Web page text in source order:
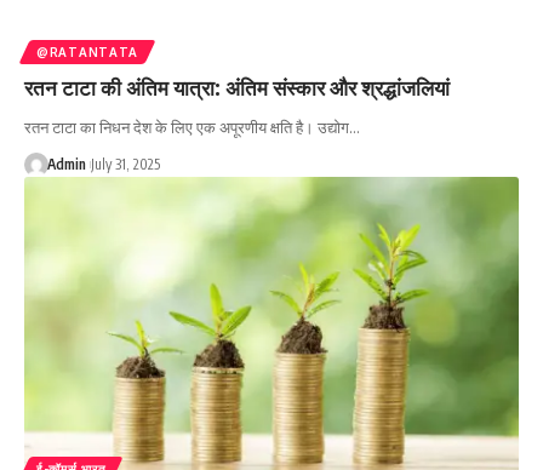
@RATANTATA
रतन टाटा की अंतिम यात्रा: अंतिम संस्कार और श्रद्धांजलियां
रतन टाटा का निधन देश के लिए एक अपूरणीय क्षति है। उद्योग…
Admin July 31, 2025